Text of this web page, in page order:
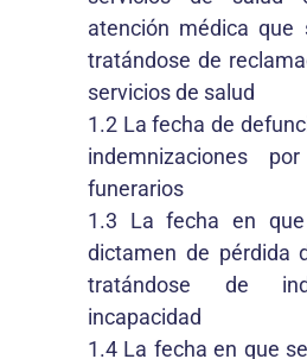
atención médica que
tratándose de
servicios de salud
1.2 La fecha de
indemnizaciones
funerarios
1.3 La fecha en
dictamen de pérdida
tratándose de
incapacidad
1.4 La fecha en que